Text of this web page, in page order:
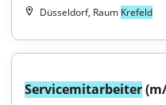
Düsseldorf, Raum Krefeld
Servicemitarbeiter